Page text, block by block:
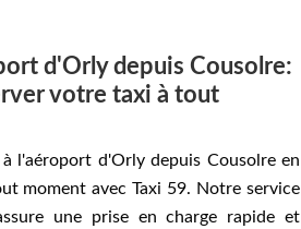
d'Orly depuis Cousolre:
votre taxi à tout
l'aéroport d'Orly depuis Cousolre en
moment avec Taxi 59. Notre service
une prise en charge rapide et